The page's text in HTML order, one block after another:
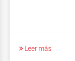
Leer más